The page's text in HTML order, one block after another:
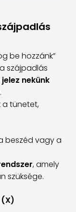
be hozzánk”
szájpadlás
nekünk
.
a tünetet,
beszéd vagy a
, amely
szüksége.